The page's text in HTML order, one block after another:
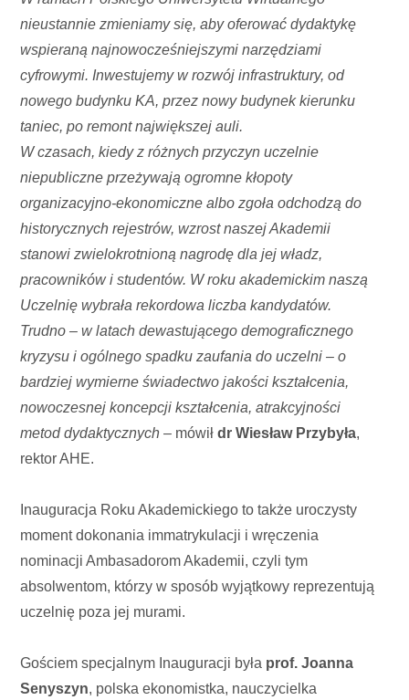
nieustannie zmieniamy się, aby oferować dydaktykę
wspieraną najnowocześniejszymi narzędziami
cyfrowymi. Inwestujemy w rozwój infrastruktury, od
nowego budynku KA, przez nowy budynek kierunku
taniec, po remont największej auli.
W czasach, kiedy z różnych przyczyn uczelnie
niepubliczne przeżywają ogromne kłopoty
organizacyjno-ekonomiczne albo zgoła odchodzą do
historycznych rejestrów, wzrost naszej Akademii
stanowi zwielokrotnioną nagrodę dla jej władz,
pracowników i studentów. W roku akademickim naszą
Uczelnię wybrała rekordowa liczba kandydatów.
Trudno – w latach dewastującego demograficznego
kryzysu i ogólnego spadku zaufania do uczelni – o
bardziej wymierne świadectwo jakości kształcenia,
nowoczesnej koncepcji kształcenia, atrakcyjności
metod dydaktycznych– mówiłdr Wiesław Przybyła,
rektor AHE.
Inauguracja Roku Akademickiego to także uroczysty
moment dokonania immatrykulacji i wręczenia
nominacji Ambasadorom Akademii, czyli tym
absolwentom, którzy w sposób wyjątkowy reprezentują
uczelnię poza jej murami.
Gościem specjalnym Inauguracji była prof. Joanna
Senyszyn, polska ekonomistka, nauczycielka